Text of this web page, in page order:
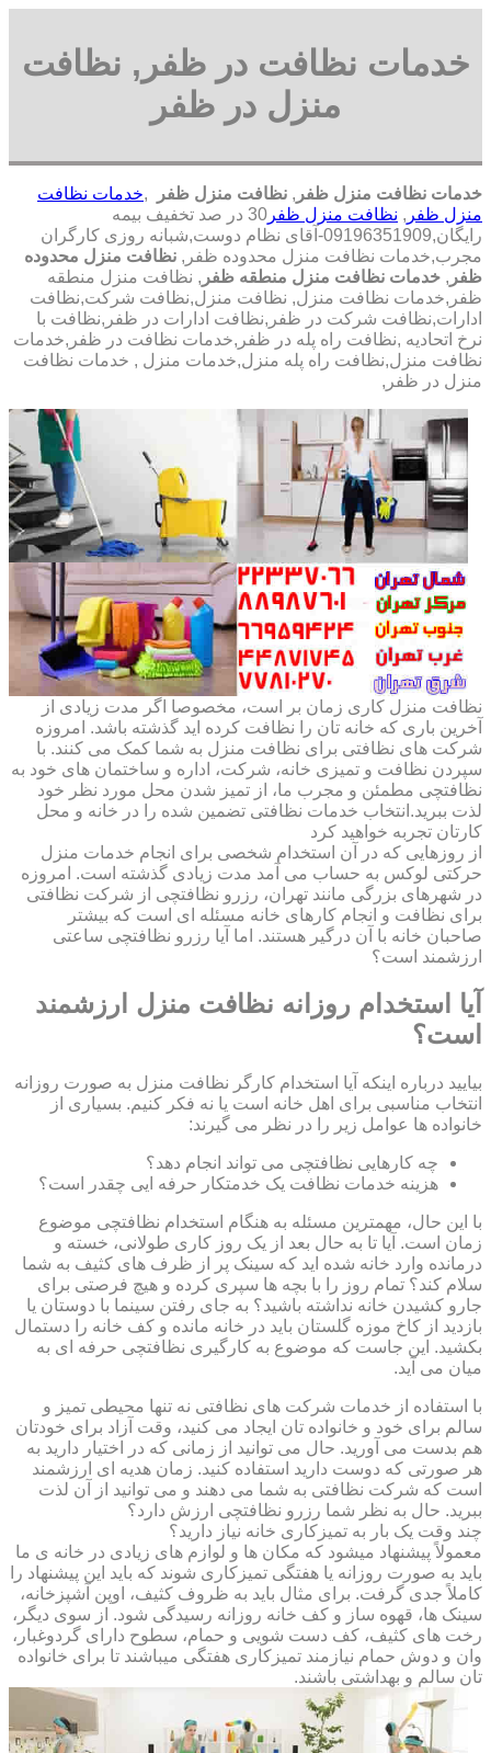
خدمات نظافت در ظفر, نظافت
منزل در ظفر
خدمات نظافت منزل ظفر , نظافت منزل ظفر ,خدمات نظافت
منزل ظفر , نظافت منزل ظفر
30 در صد تخفیف بیمه
رایگان,09196351909-آقای نظام دوست,شبانه روزی کارگران
مجرب,خدمات نظافت منزل محدوده ظفر, نظافت منزل محدوده
ظفر , خدمات نظافت منزل منطقه ظفر , نظافت منزل منطقه
ظفر,خدمات نظافت منزل, نظافت منزل,نظافت شرکت,نظافت
ادارات,نظافت شرکت در ظفر,نظافت ادارات در ظفر,نظافت با
نرخ اتحادیه ,نظافت راه پله در ظفر,خدمات نظافت در ظفر,خدمات
نظافت منزل,نظافت راه پله منزل,خدمات منزل , خدمات نظافت
منزل در ظفر,
نظافت منزل کاری زمان بر است، مخصوصا اگر مدت زیادی از
آخرین باری که خانه تان را نظافت کرده اید گذشته باشد. امروزه
شرکت های نظافتی برای نظافت منزل به شما کمک می کنند. با
سپردن نظافت و تمیزی خانه، شرکت، اداره و ساختمان های خود به
نظافتچی مطمئن و مجرب ما، از تمیز شدن محل مورد نظر خود
لذت ببرید.انتخاب خدمات نظافتی تضمین شده را در خانه و محل
کارتان تجربه خواهید کرد
از روزهایی که در آن استخدام شخصی برای انجام خدمات منزل
حرکتی لوکس به حساب می آمد مدت زیادی گذشته است. امروزه
در شهرهای بزرگی مانند تهران، رزرو نظافتچی از شرکت نظافتی
برای نظافت و انجام کارهای خانه مسئله ای است که بیشتر
صاحبان خانه با آن درگیر هستند. اما آیا رزرو نظافتچی ساعتی
ارزشمند است؟
آیا استخدام روزانه نظافت منزل ارزشمند
است؟
بیایید درباره اینکه آیا استخدام کارگر نظافت منزل به صورت روزانه
انتخاب مناسبی برای اهل خانه است یا نه فکر کنیم. بسیاری از
خانواده ها عوامل زیر را در نظر می گیرند:
چه کارهایی نظافتچی می تواند انجام دهد؟
هزینه خدمات نظافت یک خدمتکار حرفه ایی چقدر است؟
با این حال، مهمترین مسئله به هنگام استخدام نظافتچی موضوع
زمان است. آیا تا به حال بعد از یک روز کاری طولانی، خسته و
درمانده وارد خانه شده اید که سینک پر از ظرف های کثیف به شما
سلام کند؟ تمام روز را با بچه ها سپری کرده و هیچ فرصتی برای
جارو کشیدن خانه نداشته باشید؟ به جای رفتن سینما با دوستان یا
بازدید از کاخ موزه گلستان باید در خانه مانده و کف خانه را دستمال
بکشید. این جاست که موضوع به کارگیری نظافتچی حرفه ای به
میان می آید.
با استفاده از خدمات شرکت های نظافتی نه تنها محیطی تمیز و
سالم برای خود و خانواده تان ایجاد می کنید، وقت آزاد برای خودتان
هم بدست می آورید. حال می توانید از زمانی که در اختیار دارید به
هر صورتی که دوست دارید استفاده کنید. زمان هدیه ای ارزشمند
است که شرکت نظافتی به شما می دهند و می توانید از آن لذت
ببرید. حال به نظر شما رزرو نظافتچی ارزش دارد؟
چند وقت یک بار به تمیزکاری خانه نیاز دارید؟
معمولاً پیشنهاد میشود که مکان ها و لوازم های زیادی در خانه ی ما
باید به صورت روزانه یا هفتگی تمیزکاری شوند که باید این پیشنهاد را
کاملاً جدی گرفت. برای مثال باید به ظروف کثیف، اوپن آشپزخانه،
سینک ها، قهوه ساز و کف خانه روزانه رسیدگی شود. از سوی دیگر،
رخت های کثیف، کف دست شویی و حمام، سطوح دارای گردوغبار،
وان و دوش حمام نیازمند تمیزکاری هفتگی میباشند تا برای خانواده
تان سالم و بهداشتی باشند.